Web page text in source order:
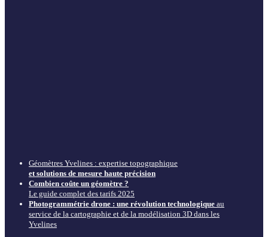
Géomètres Yvelines : expertise topographique
et solutions de mesure haute précision
Combien coûte un géomètre ?
Le guide complet des tarifs 2025
Photogrammétrie drone : une révolution technologique au
service de la cartographie et de la modélisation 3D dans les
Yvelines